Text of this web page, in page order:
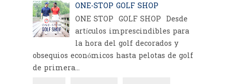
ONE-STOP GOLF SHOP
ONE STOP GOLF SHOP Desde
artículos imprescindibles para
la hora del golf decorados y
obsequios económicos hasta pelotas de golf
de primera...